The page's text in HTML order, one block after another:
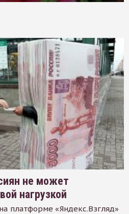
не может
нагрузкой
платформе «Яндекс.Взгляд»